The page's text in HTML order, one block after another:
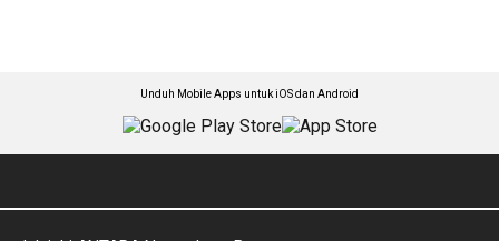
Unduh Mobile Apps untuk iOS dan Android